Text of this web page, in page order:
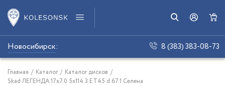
Новосибирск: 8 (383) 383-08-73
Главная / Каталог / Каталог дисков /
Skad ЛЕГЕНДА 17x7.0 5x114.3 ET45 d.67.1 Селена